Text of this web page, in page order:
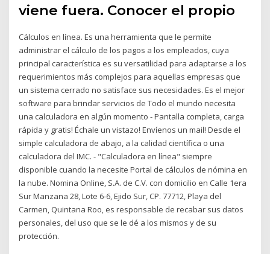
viene fuera. Conocer el propio
Cálculos en línea. Es una herramienta que le permite
administrar el cálculo de los pagos a los empleados, cuya
principal característica es su versatilidad para adaptarse a los
requerimientos más complejos para aquellas empresas que
un sistema cerrado no satisface sus necesidades. Es el mejor
software para brindar servicios de Todo el mundo necesita
una calculadora en algún momento - Pantalla completa, carga
rápida y gratis! Échale un vistazo! Envíenos un mail! Desde el
simple calculadora de abajo, a la calidad científica o una
calculadora del IMC. - "Calculadora en línea" siempre
disponible cuando la necesite Portal de cálculos de nómina en
la nube. Nomina Online, S.A. de C.V. con domicilio en Calle 1era
Sur Manzana 28, Lote 6-6, Ejido Sur, CP. 77712, Playa del
Carmen, Quintana Roo, es responsable de recabar sus datos
personales, del uso que se le dé a los mismos y de su
protección.